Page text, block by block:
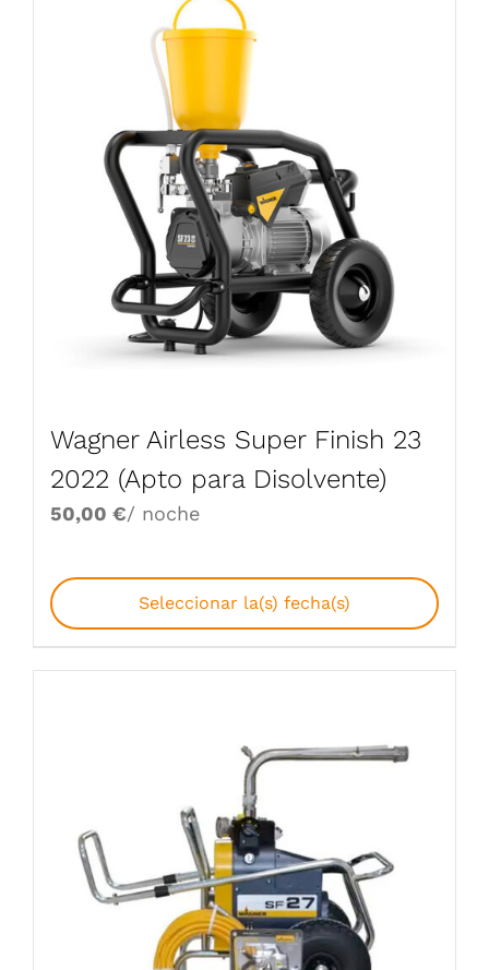
Wagner Airless Super Finish 23
2022 (Apto para Disolvente)
50,00 €/ noche
Seleccionar la(s) fecha(s)